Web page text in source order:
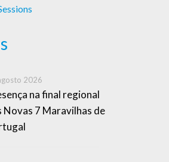
2026
na final regional
Novas 7 Maravilhas de